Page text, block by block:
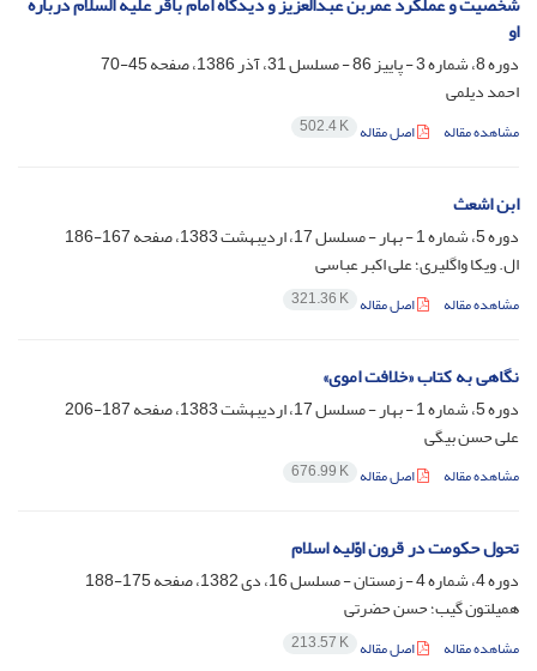
او
دوره 8، شماره 3 - پاییز 86 - مسلسل 31، آذر 1386، صفحه
45-70
احمد دیلمی
مشاهده مقاله اصل مقاله 502.4 K
ابن اشعث‏
دوره 5، شماره 1 - بهار - مسلسل 17، اردیبهشت 1383، صفحه
167-186
ال. ویکا واگلیرى‏؛ علی اکبر عباسی
مشاهده مقاله اصل مقاله 321.36 K
نگاهى به کتاب «خلافت اموى»
دوره 5، شماره 1 - بهار - مسلسل 17، اردیبهشت 1383، صفحه
187-206
علی حسن بیگی
مشاهده مقاله اصل مقاله 676.99 K
تحول حکومت در قرون اوّلیه‏ اسلام‏
دوره 4، شماره 4 - زمستان - مسلسل 16، دی 1382، صفحه
175-188
همیلتون گیب‏؛ حسن حضرتی
مشاهده مقاله اصل مقاله 213.57 K